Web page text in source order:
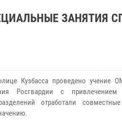
ЗАНЯТИЯ
Кузбасса проведено учение
Росгвардии с
отработали